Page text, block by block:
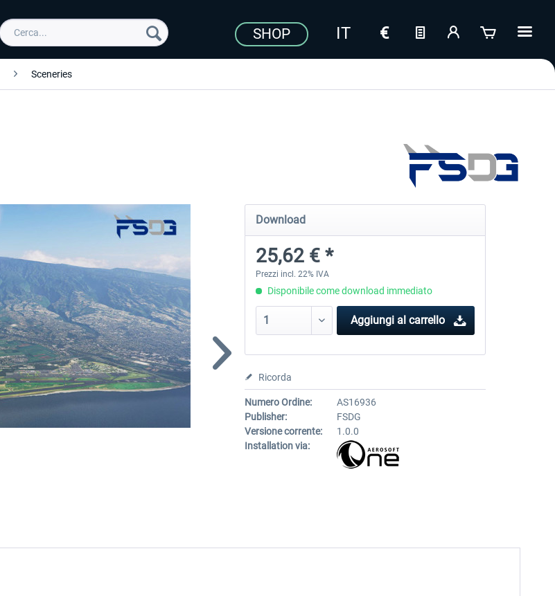
SHOP
Sceneries
Download
25,62 € *
Prezzi incl. 22% IVA
Disponibile come download immediato
Aggiungi al carrello
Ricorda
Numero Ordine:
AS16936
Publisher:
FSDG
Versione corrente:
1.0.0
Installation via: